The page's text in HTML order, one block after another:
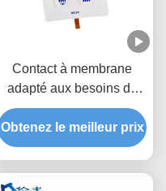
Contact à membrane
adapté aux besoins du
client parélectronique de
dôme en métal avec le
câble flexible
Obtenez le meilleur prix